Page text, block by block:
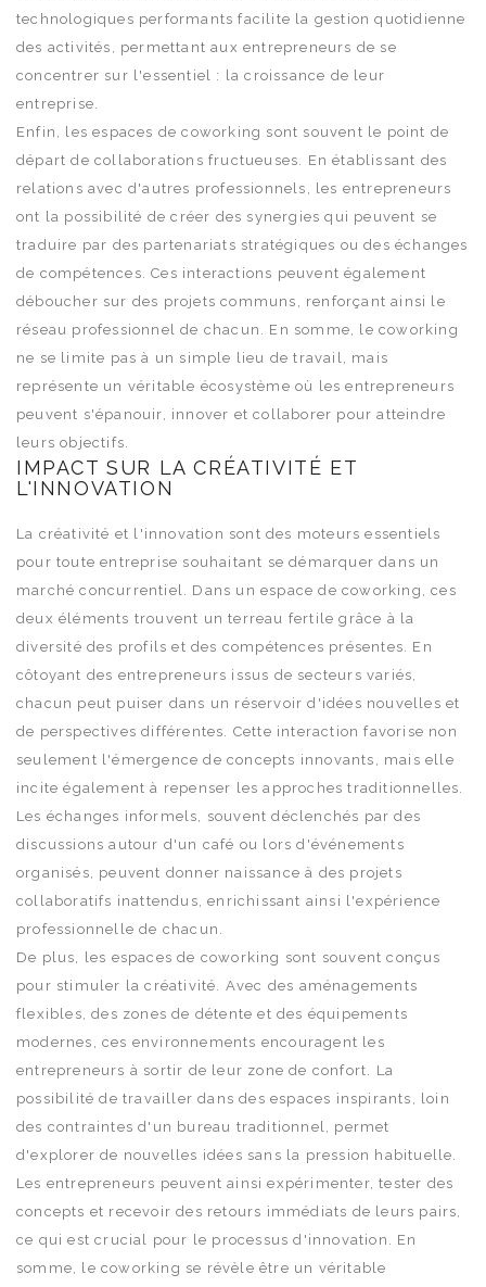
technologiques performants facilite la gestion quotidienne
des activités, permettant aux entrepreneurs de se
concentrer sur l'essentiel : la croissance de leur
entreprise.
Enfin, les espaces de coworking sont souvent le point de
départ de collaborations fructueuses. En établissant des
relations avec d'autres professionnels, les entrepreneurs
ont la possibilité de créer des synergies qui peuvent se
traduire par des partenariats stratégiques ou des échanges
de compétences. Ces interactions peuvent également
déboucher sur des projets communs, renforçant ainsi le
réseau professionnel de chacun. En somme, le coworking
ne se limite pas à un simple lieu de travail, mais
représente un véritable écosystème où les entrepreneurs
peuvent s'épanouir, innover et collaborer pour atteindre
leurs objectifs.
IMPACT SUR LA CRÉATIVITÉ ET
L'INNOVATION
La créativité et l'innovation sont des moteurs essentiels
pour toute entreprise souhaitant se démarquer dans un
marché concurrentiel. Dans un espace de coworking, ces
deux éléments trouvent un terreau fertile grâce à la
diversité des profils et des compétences présentes. En
côtoyant des entrepreneurs issus de secteurs variés,
chacun peut puiser dans un réservoir d'idées nouvelles et
de perspectives différentes. Cette interaction favorise non
seulement l'émergence de concepts innovants, mais elle
incite également à repenser les approches traditionnelles.
Les échanges informels, souvent déclenchés par des
discussions autour d'un café ou lors d'événements
organisés, peuvent donner naissance à des projets
collaboratifs inattendus, enrichissant ainsi l'expérience
professionnelle de chacun.
De plus, les espaces de coworking sont souvent conçus
pour stimuler la créativité. Avec des aménagements
flexibles, des zones de détente et des équipements
modernes, ces environnements encouragent les
entrepreneurs à sortir de leur zone de confort. La
possibilité de travailler dans des espaces inspirants, loin
des contraintes d'un bureau traditionnel, permet
d'explorer de nouvelles idées sans la pression habituelle.
Les entrepreneurs peuvent ainsi expérimenter, tester des
concepts et recevoir des retours immédiats de leurs pairs,
ce qui est crucial pour le processus d'innovation. En
somme, le coworking se révèle être un véritable